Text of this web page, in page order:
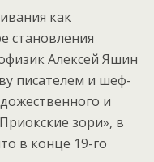
как
становления
Алексей Яшин
писателем и шеф-
и
зори», в
в конце 19-го